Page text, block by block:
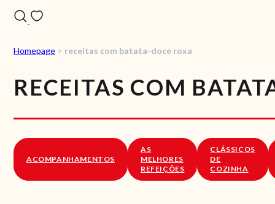
Homepage > receitas com batata-doce roxa
RECEITAS COM
ACOMPANHAMENTOS
AS
MELHORES
REFEIÇÕES
CLÁSSICOS
DE
COZINHA